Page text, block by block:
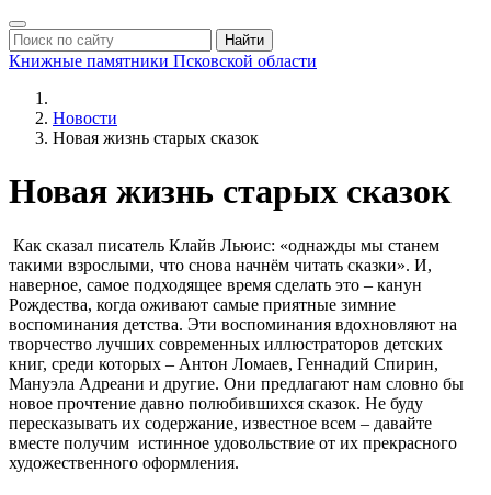
Найти
Книжные памятники Псковской области
Новости
Новая жизнь старых сказок
Новая жизнь старых сказок
Как сказал писатель Клайв Льюис: «однажды мы станем
такими взрослыми, что снова начнём читать сказки». И,
наверное, самое подходящее время сделать это – канун
Рождества, когда оживают самые приятные зимние
воспоминания детства. Эти воспоминания вдохновляют на
творчество лучших современных иллюстраторов детских
книг, среди которых – Антон Ломаев, Геннадий Спирин,
Мануэла Адреани и другие. Они предлагают нам словно бы
новое прочтение давно полюбившихся сказок. Не буду
пересказывать их содержание, известное всем – давайте
вместе получим истинное удовольствие от их прекрасного
художественного оформления.